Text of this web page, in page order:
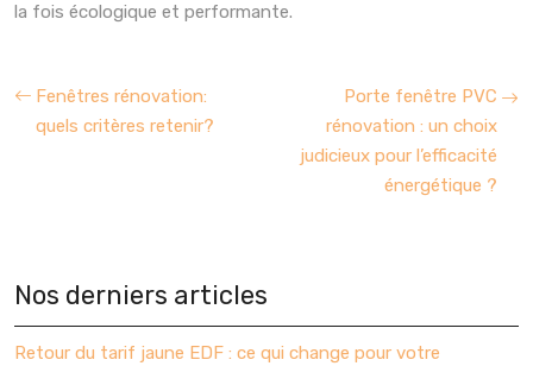
la fois écologique et performante.
Fenêtres rénovation:
quels critères retenir?
Porte fenêtre PVC
rénovation : un choix
judicieux pour l’efficacité
énergétique ?
Nos derniers articles
Retour du tarif jaune EDF : ce qui change pour votre